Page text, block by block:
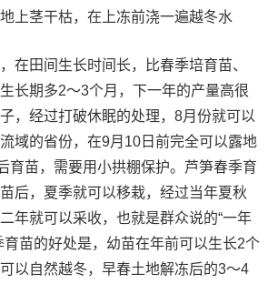
上茎干枯，在上冻前浇一遍越冬水
在田间生长时间长，比春季培育苗、
长期多2～3个月，下一年的产量高很
，经过打破休眠的处理，8月份就可以
域的省份，在9月10日前完全可以露地
育苗，需要用小拱棚保护。芦笋春季育
后，夏季就可以移栽，经过当年夏秋
年就可以采收，也就是群众说的“一年
育苗的好处是，幼苗在年前可以生长2个
以自然越冬，早春土地解冻后的3～4